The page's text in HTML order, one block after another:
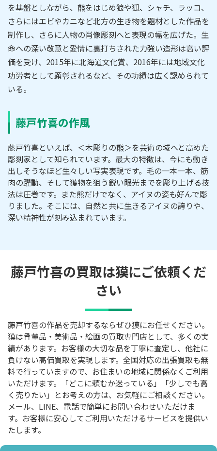
を基盤としながら、熊をはじめ狼や狐、シャチ、ラッコ、
さらにはエビやカニなど北方の生き物を題材とした作品を
制作し、さらに人物の肖像彫刻へと表現の幅を広げた。生
命への深い敬意と愛情に裏打ちされた力強い造形は高い評
価を受け、2015年に北海道文化賞、2016年には地域文化
功労者として顕彰されるなど、その功績は広く認められて
いる。
藤戸竹喜の作風
藤戸竹喜といえば、＜木彫りの熊＞を芸術の域へと高めた
彫刻家として知られています。最大の特徴は、今にも動き
出しそうなほど生々しい写実表現です。毛の一本一本、筋
肉の躍動、そして獲物を狙う鋭い眼光までを彫り上げる技
法は圧巻です。また熊だけでなく、アイヌの姿も好んで彫
りました。そこには、自然と共に生きるアイヌの誇りや、
深い精神性が刻み込まれています。
藤戸竹喜の買取は獏にご依頼くだ
さい
藤戸竹喜の作品を売却するならぜひ獏にお任せください。
獏は骨董品・美術品・絵画の買取専門店として、多くの実
績があります。お客様の大切な品を丁寧に査定し、他社に
負けない高価買取を実現します。全国対応の出張買取も無
料で行っていますので、お住まいの地域に関係なくご利用
いただけます。「どこに頼むか迷っている」「少しでも高
く売りたい」とお考えの方は、お気軽にご相談ください。
メール、LINE、電話で簡単にお問い合わせいただけま
す。お客様に安心してご利用いただけるサービスを提供い
たします。